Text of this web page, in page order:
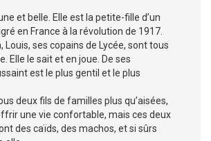
et belle. Elle est la petite-fille d’un
en France à la révolution de 1917.
Louis, ses copains de Lycée, sont tous
Elle le sait et en joue. De ses
est le plus gentil et le plus
deux fils de familles plus qu’aisées,
une vie confortable, mais ces deux
des caïds, des machos, et si sûrs